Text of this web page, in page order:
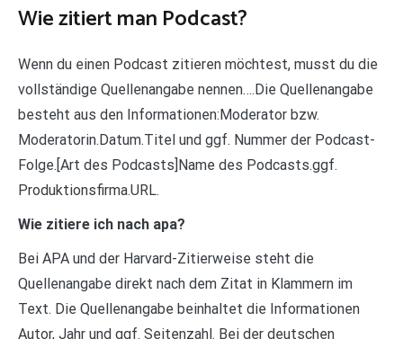
Wie zitiert man Podcast?
Wenn du einen Podcast zitieren möchtest, musst du die
vollständige Quellenangabe nennen….Die Quellenangabe
besteht aus den Informationen:Moderator bzw.
Moderatorin.Datum.Titel und ggf. Nummer der Podcast-
Folge.[Art des Podcasts]Name des Podcasts.ggf.
Produktionsfirma.URL.
Wie zitiere ich nach apa?
Bei APA und der Harvard-Zitierweise steht die
Quellenangabe direkt nach dem Zitat in Klammern im
Text. Die Quellenangabe beinhaltet die Informationen
Autor, Jahr und ggf. Seitenzahl. Bei der deutschen